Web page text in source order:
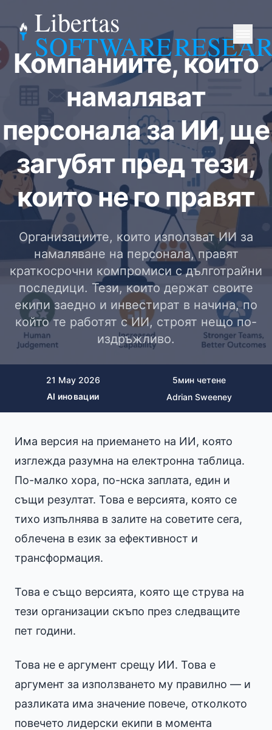
Libertas
SOFTWARE
Компаниите, които
намаляват
персонала за ИИ, ще
загубят пред тези,
които не го правят
Организациите, които използват ИИ за
намаляване на персонала, правят
краткосрочни компромиси с дълготрайни
последици. Тези, които держат своите
екипи заедно и инвестират в начина, по
който те работят с ИИ, строят нещо по-
издръжливо.
21 May 2026 5мин четене
AI иновации
Adrian Sweeney
Има версия на приемането на ИИ, която
изглежда разумна на електронна таблица.
По-малко хора, по-нска заплата, един и
същи резултат. Това е версията, която се
тихо изпълнява в залите на советите сега,
облечена в език за ефективност и
трансформация.
Това е също версията, която ще струва на
тези организации скъпо през следващите
пет години.
Това не е аргумент срещу ИИ. Това е
аргумент за използването му правилно — и
разликата има значение повече, отколкото
повечето лидерски екипи в момента